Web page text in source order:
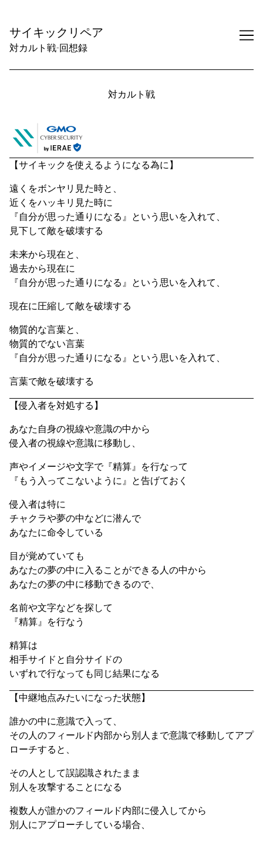
Content
サイキックリペア
対カルト戦-回想録
対カルト戦
【サイキックを使えるようになる為に】
遠くをボンヤリ見た時と、
近くをハッキリ見た時に
『自分が思った通りになる』という思いを入れて、
見下して敵を破壊する
未来から現在と、
過去から現在に
『自分が思った通りになる』という思いを入れて、
現在に圧縮して敵を破壊する
物質的な言葉と、
物質的でない言葉
『自分が思った通りになる』という思いを入れて、
言葉で敵を破壊する
【侵入者を対処する】
あなた自身の視線や意識の中から
侵入者の視線や意識に移動し、
声やイメージや文字で『精算』を行なって
『もう入ってこないように』と告げておく
侵入者は特に
チャクラや夢の中などに潜んで
あなたに命令している
目が覚めていても
あなたの夢の中に入ることができる人の中から
あなたの夢の中に移動できるので、
名前や文字などを探して
『精算』を行なう
精算は
相手サイドと自分サイドの
いずれで行なっても同じ結果になる
【中継地点みたいになった状態】
誰かの中に意識で入って、
その人のフィールド内部から別人まで意識で移動してアプ
ローチすると、
その人として誤認識されたまま
別人を攻撃することになる
複数人が誰かのフィールド内部に侵入してから
別人にアプローチしている場合、